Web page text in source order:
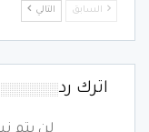
السابق التالي
اترك رد